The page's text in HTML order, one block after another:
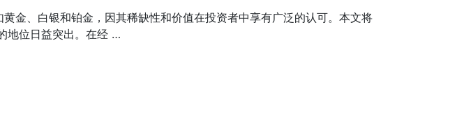
金、白银和铂金，因其稀缺性和价值在投资者中享有广泛的认可。本文将
地位日益突出。在经 …